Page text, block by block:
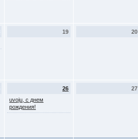
19 20
26
uvoju, с днем
рождения!
27